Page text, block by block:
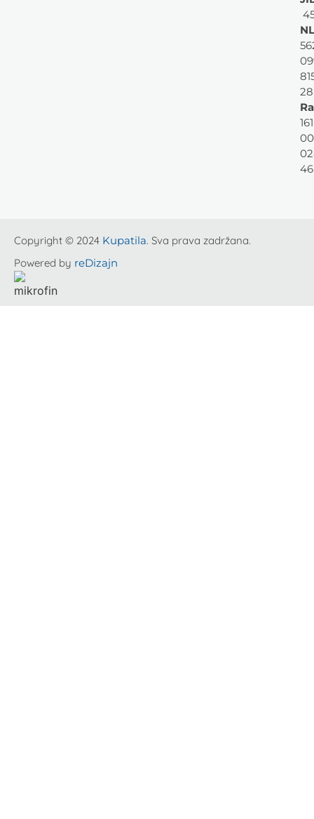
28
46
Copyright © 2024 Kupatila. Sva prava zadržana.
Powered by reDizajn